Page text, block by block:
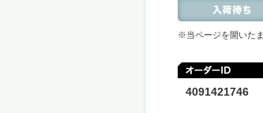
※当ページを開いた
4091421746